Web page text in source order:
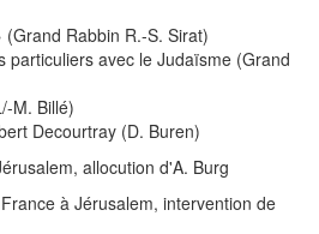
Rabbin R.-S. Sirat)
avec le Judaïsme (Grand
M. Billé)
Decourtray (D. Buren)
allocution d'A. Burg
à Jérusalem, intervention de